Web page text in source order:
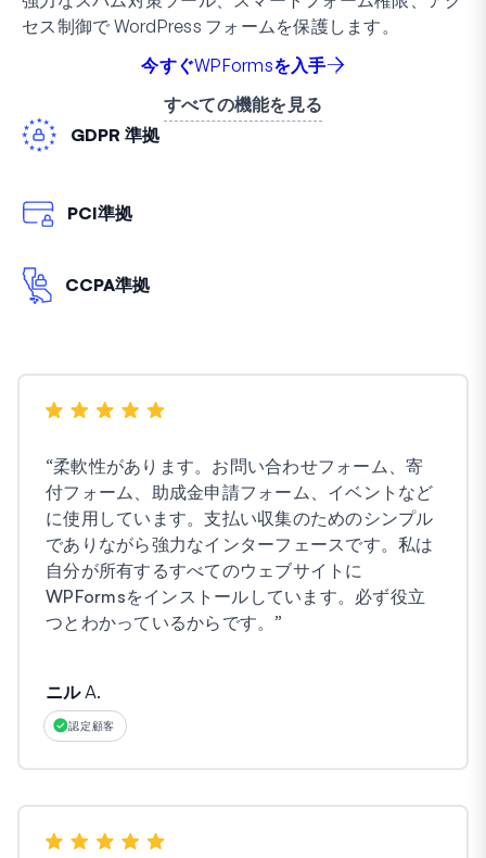
セス制御で WordPress フォームを保護します。
今すぐWPFormsを入手
すべての機能を見る
GDPR 準拠
PCI準拠
CCPA準拠
“柔軟性があります。お問い合わせフォーム、寄
付フォーム、助成金申請フォーム、イベントなど
に使用しています。支払い収集のためのシンプル
でありながら強力なインターフェースです。私は
自分が所有するすべてのウェブサイトに
WPFormsをインストールしています。必ず役立
つとわかっているからです。”
ニル A.
認定顧客